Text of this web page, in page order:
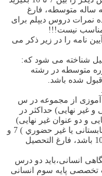
دوره سه ساله متوسطه، فارغ
نمرات دروس دیپلم برای
مناسب نیست!!!
نامه را در زیر ذکر می
متوسطه در رشته
آموزی از مجموعه در س
غیر نهایی) حداکثر در
و دو ﻋﻨﻮان ﻏﯿﺮ ﻧﻬﺎﯾﯽ)
آﺧﺮﯾﻦ ﻧﻤﺮه درس وي (ﺳﺎﻻﻧﻪ ﯾﺎ ﺗﺎﺑﺴﺘﺎﻧﯽ ﯾﺎ ﻏﯿﺮ ﺣﻀﻮري ) 7 و
ﺑﯿﺸﺘﺮو ﻣﻌﺪل ﮐﻞ وي ﻧﯿﺰ ﺣﺪاﻗﻞ 10 ﺑﺎﺷﺪ، ﻓﺎرغ اﻟﺘﺤﺼﯿﻞ
انسانی،باید دو درس
تخصصی پایه سوم انسانی